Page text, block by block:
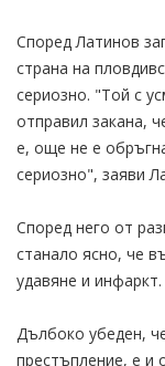
Според Латинов
страна на
сериозно. "Той с
отправил закана,
е, още не е
сериозно", заяви
Според него от
станало ясно, че
удавяне и инфаркт.
Дълбоко убеден,
престъпление, е и